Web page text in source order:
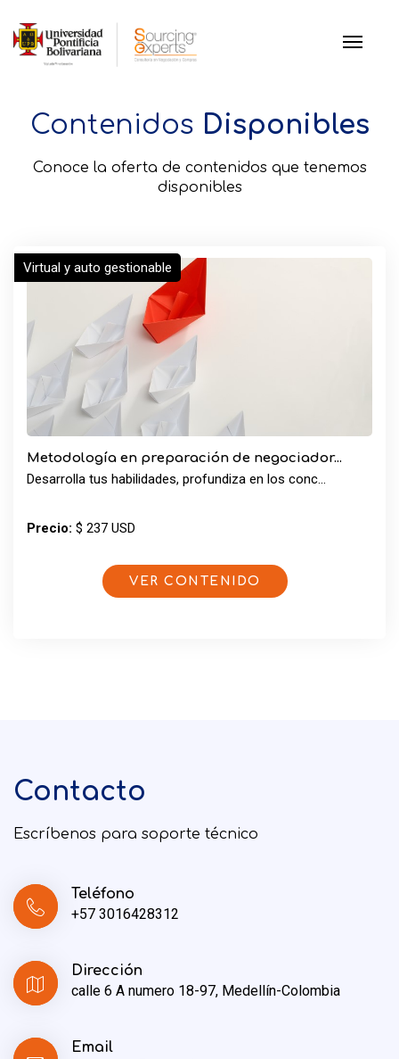
Contenidos Disponibles
Conoce la oferta de contenidos que tenemos
disponibles
Virtual y auto gestionable
Metodología en preparación de negociador...
Desarrolla tus habilidades, profundiza en los conc...
Precio: $ 237 USD
VER CONTENIDO
Contacto
Escríbenos para soporte técnico
Teléfono
+57 3016428312
Dirección
calle 6 A numero 18-97, Medellín-Colombia
Email